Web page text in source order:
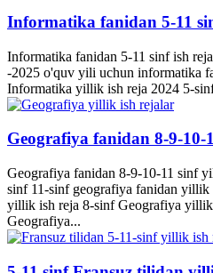
Informatika fanidan 5-11
Informatika fanidan 5-11 sinf ish
-2025 o'quv yili uchun informatika
Informatika yillik ish reja 2024 5-
Geografiya fanidan 8-9-
Geografiya fanidan 8-9-10-11 sinf
sinf 11-sinf geografiya fanidan
yillik ish reja 8-sinf Geografiya
Geografiya...